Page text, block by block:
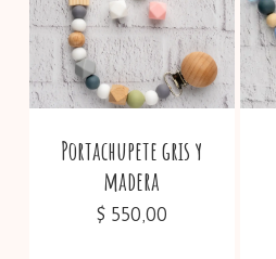
Portachupete gris y
madera
$ 550,00